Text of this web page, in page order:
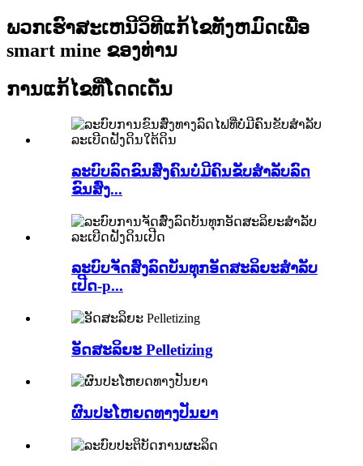
ພວກ​ເຮົາ​ສະ​ເຫນີ​ວິ​ທີ​ແກ້​ໄຂ​ທັງ​ຫມົດ​ເພື່ອ
smart mine ຂອງ​ທ່ານ​
ການແກ້ໄຂທີ່ໂດດເດັ່ນ
​ລະບົບ​ລົດ​ຂົນ​ສົ່ງ​ຄົນ​ບໍ່​ມີ​ຄົນ​ຂັບ​ສຳ​ລັບ​ລົດ​
ຂົນ​ສົ່ງ...
ລະບົບຈັດສົ່ງລົດບັນທຸກອັດສະລິຍະສຳລັບ
ເປີດ-p...
ອັດສະລິຍະ Pelletizing
ຜົນປະໂຫຍດທາງປັນຍາ